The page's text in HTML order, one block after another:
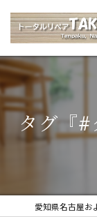
タグ『